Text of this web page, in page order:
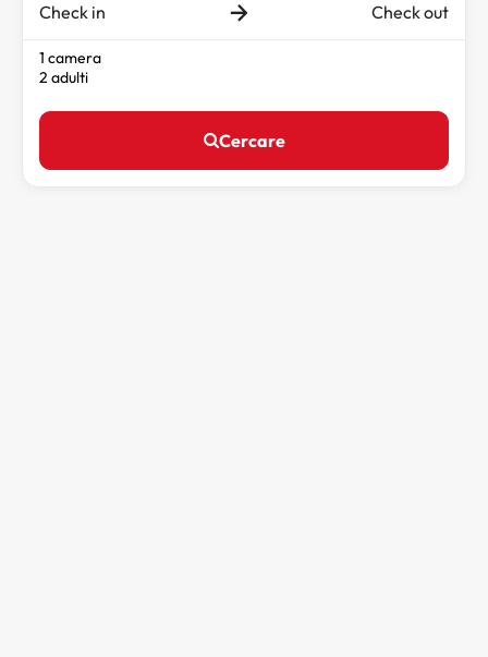
Check in Check out
1 camera
2 adulti
Cercare